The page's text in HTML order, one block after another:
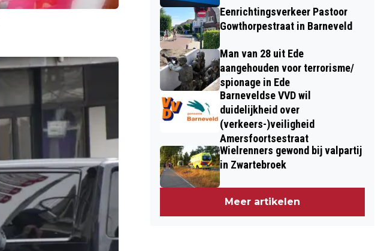
Eenrichtingsverkeer Pastoor
Gowthorpestraat in Barneveld
Man van 28 uit Ede
aangehouden voor terrorisme/
spionage in Ede
Barneveldse VVD wil
duidelijkheid over
(verkeers-)veiligheid
Amersfoortsestraat
Wielrenners gewond bij valpartij
in Zwartebroek
Meer artikelen